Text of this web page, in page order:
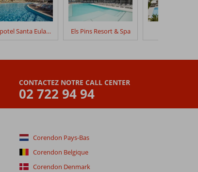
Grupotel Santa Eularia & Spa Els Pins Resort & Spa
CONTACTEZ NOTRE CALL CENTER
02 722 94 94
Corendon Pays-Bas
Corendon Belgique
Corendon Denmark